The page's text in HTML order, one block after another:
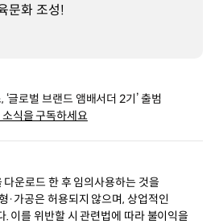
문화 조성!
‘글로벌 브랜드 앰배서더 2기’ 출범
식을 구독하세요
운로드 한 후 임의사용하는 것을
·가공은 허용되지 않으며, 상업적인
이를 위반할 시 관련법에 따라 불이익을